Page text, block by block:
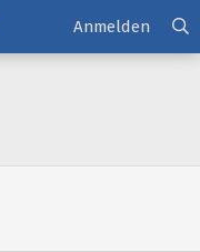
Anmelden